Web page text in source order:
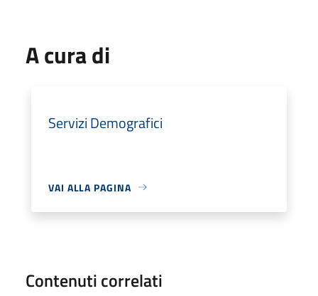
A cura di
Servizi Demografici
VAI ALLA PAGINA
Contenuti correlati